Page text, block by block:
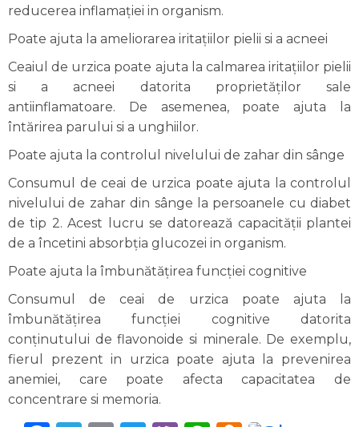
reducerea inflamației in organism.
Poate ajuta la ameliorarea iritațiilor pielii si a acneei
Ceaiul de urzica poate ajuta la calmarea iritațiilor pielii
si a acneei datorita proprietăților sale
antiinflamatoare. De asemenea, poate ajuta la
întărirea parului si a unghiilor.
Poate ajuta la controlul nivelului de zahar din sânge
Consumul de ceai de urzica poate ajuta la controlul
nivelului de zahar din sânge la persoanele cu diabet
de tip 2. Acest lucru se datorează capacității plantei
de a încetini absorbția glucozei in organism.
Poate ajuta la îmbunătățirea funcției cognitive
Consumul de ceai de urzica poate ajuta la
îmbunătățirea funcției cognitive datorita
conținutului de flavonoide si minerale. De exemplu,
fierul prezent in urzica poate ajuta la prevenirea
anemiei, care poate afecta capacitatea de
concentrare si memoria.